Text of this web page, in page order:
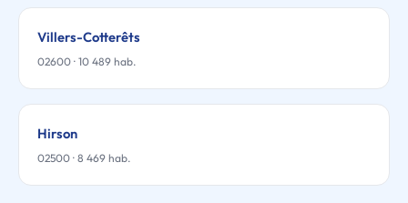
Villers-Cotterêts
02600 · 10 489 hab.
Hirson
02500 · 8 469 hab.